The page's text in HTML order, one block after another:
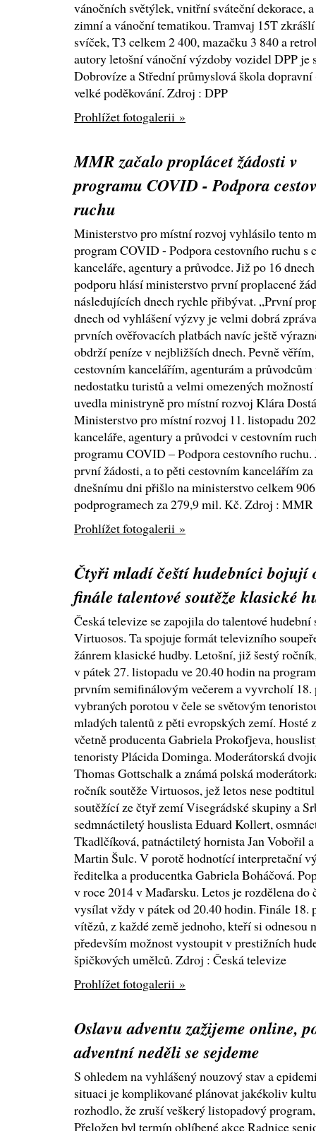
vánočních světýlek, vnitřní sváteční dekorace,
zimní a vánoční tematikou. Tramvaj 15T
svíček, T3 celkem 2 400, mazačku 3 840 a
autory letošní vánoční výzdoby vozidel DPP je
Dobrovíze a Střední průmyslová škola
velké poděkování. Zdroj : DPP
Prohlížet fotogalerii »
MMR začalo proplácet žádosti v
programu COVID - Podpora
ruchu
Ministerstvo pro místní rozvoj vyhlásilo tento
program COVID - Podpora cestovního ruchu s
kanceláře, agentury a průvodce. Již po 16
podporu hlásí ministerstvo první proplacené
následujících dnech rychle přibývat. „První
dnech od vyhlášení výzvy je velmi dobrá
prvních ověřovacích platbách navíc ještě
obdrží peníze v nejbližších dnech. Pevně
cestovním kancelářím, agenturám a
nedostatku turistů a velmi omezených
uvedla ministryně pro místní rozvoj Klára
Ministerstvo pro místní rozvoj 11. listopadu
kanceláře, agentury a průvodci v cestovním
programu COVID – Podpora cestovního
první žádosti, a to pěti cestovním kancelářím
dnešnímu dni přišlo na ministerstvo celkem
podprogramech za 279,9 mil. Kč. Zdroj : MMR
Prohlížet fotogalerii »
Čtyři mladí čeští hudebníci bojují
finále talentové soutěže klasické
Česká televize se zapojila do talentové hudební
Virtuosos. Ta spojuje formát televizního
žánrem klasické hudby. Letošní, již šestý
v pátek 27. listopadu ve 20.40 hodin na
prvním semifinálovým večerem a vyvrcholí
vybraných porotou v čele se světovým
mladých talentů z pěti evropských zemí. Hosté
včetně producenta Gabriela Prokofjeva,
tenoristy Plácida Dominga. Moderátorská
Thomas Gottschalk a známá polská
ročník soutěže Virtuosos, jež letos nese
soutěžící ze čtyř zemí Visegrádské skupiny a
sedmnáctiletý houslista Eduard Kollert,
Tkadlčíková, patnáctiletý hornista Jan Vobořil
Martin Šulc. V porotě hodnotící interpretační
ředitelka a producentka Gabriela Boháčová.
v roce 2014 v Maďarsku. Letos je rozdělena do
vysílat vždy v pátek od 20.40 hodin. Finále 18.
vítězů, z každé země jednoho, kteří si odnesou
především možnost vystoupit v prestižních
špičkových umělců. Zdroj : Česká televize
Prohlížet fotogalerii »
Oslavu adventu zažijeme online,
adventní neděli se sejdeme
S ohledem na vyhlášený nouzový stav a
situaci je komplikované plánovat jakékoliv
rozhodlo, že zruší veškerý listopadový
Přeložen byl termín oblíbené akce Radnice